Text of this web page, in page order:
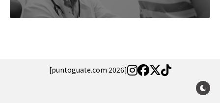
[puntoguate.com 2026]